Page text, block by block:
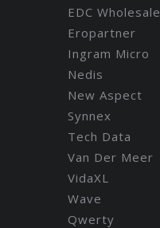
EDC Wholesale
Eropartner
Ingram Micro
Nedis
New Aspect
Synnex
Tech Data
Van Der Meer
VidaXL
Wave
Qwerty